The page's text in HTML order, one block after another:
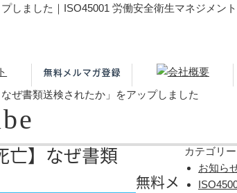
しました｜ISO45001 労働安全衛生マネジメン
ぜ書類送検されたか」をアップしました
亡】なぜ書類
カテゴリー
お知ら
無料メ